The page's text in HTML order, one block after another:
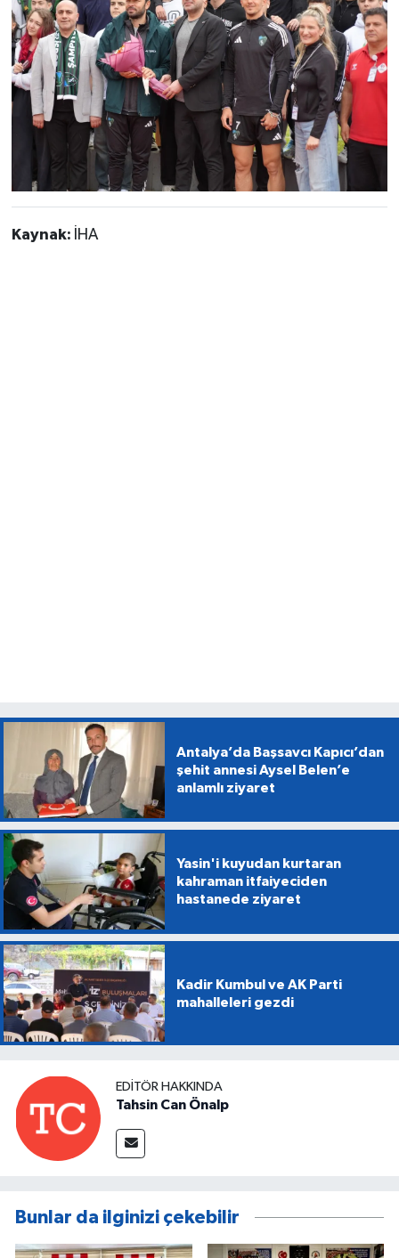
Kaynak: İHA
Antalya’da Başsavcı Kapıcı’dan
şehit annesi Aysel Belen’e
anlamlı ziyaret
Yasin'i kuyudan kurtaran
kahraman itfaiyeciden
hastanede ziyaret
Kadir Kumbul ve AK Parti
mahalleleri gezdi
EDITÖR HAKKINDA
Tahsin Can Önalp
Bunlar da ilginizi çekebilir